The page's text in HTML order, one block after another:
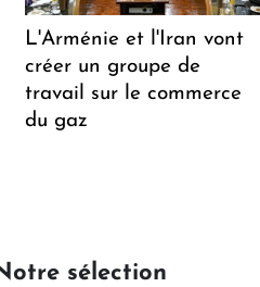
L'Arménie et l'Iran vont
créer un groupe de
travail sur le commerce
du gaz
sélection